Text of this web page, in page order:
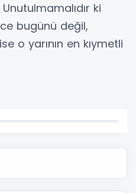
ki
bugünü değil,
o yarının en kıymetli